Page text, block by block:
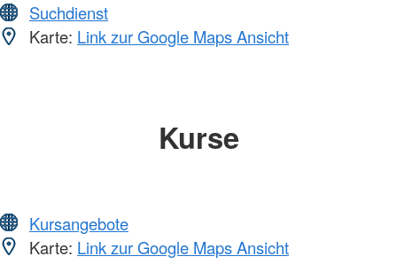
Suchdienst
Karte: Link zur Google Maps Ansicht
Kurse
Kursangebote
Karte: Link zur Google Maps Ansicht